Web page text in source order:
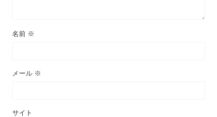
名前 ※
メール ※
サイト